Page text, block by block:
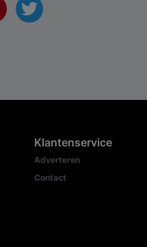
Klantenservice
Adverteren
Contact